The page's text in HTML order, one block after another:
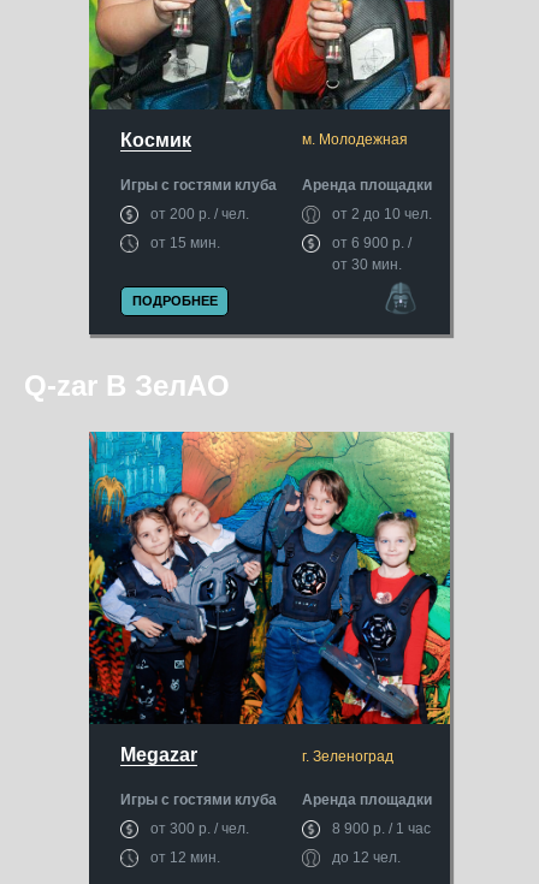
Космик
от 200 р. / чел.
м. Молодежная
от 6 900 р. /
от 30 мин.
ПОДРОБНЕЕ
от 2 до 10 чел.
от 15 мин.
Игры с гостями клуба Аренда площадки
Q-zar В ЗелАО
Аренда площадки
от 300 р. / чел.
г. Зеленоград
Megazar
Игры с гостями клуба
8 900 р. / 1 час
от 12 мин.
до 12 чел.